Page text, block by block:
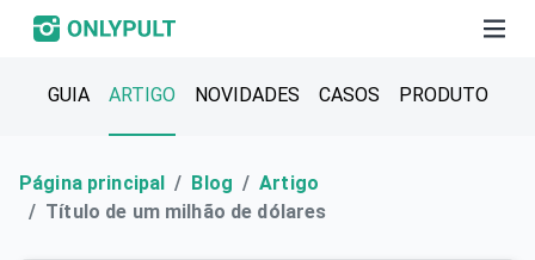
GUIA ARTIGO NOVIDADES CASOS PRODUTO
Página principal Blog
Artigo
Título de um milhão de dólares